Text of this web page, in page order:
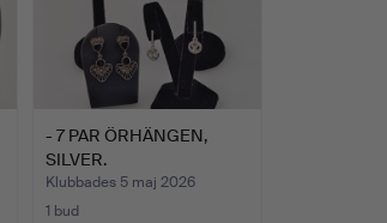
- 7 PAR ÖRHÄNGEN,
SILVER.
Klubbades 5 maj 2026
1 bud